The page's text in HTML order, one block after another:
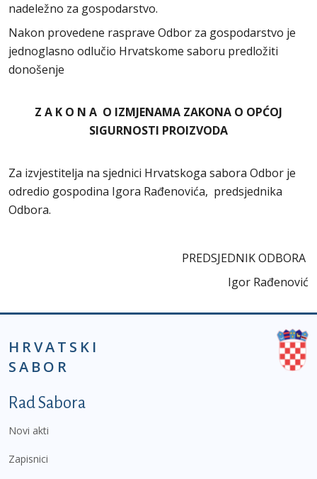
nadeležno za gospodarstvo.
Nakon provedene rasprave Odbor za gospodarstvo je
jednoglasno odlučio Hrvatskome saboru predložiti
donošenje
Z A K O N A O IZMJENAMA ZAKONA O OPĆOJ
SIGURNOSTI PROIZVODA
Za izvjestitelja na sjednici Hrvatskoga sabora Odbor je
odredio gospodina Igora Rađenovića, predsjednika
Odbora.
PREDSJEDNIK ODBORA
Igor Rađenović
HRVATSKI
SABOR
Podnožje prvi izbornik
Rad Sabora
Novi akti
Zapisnici